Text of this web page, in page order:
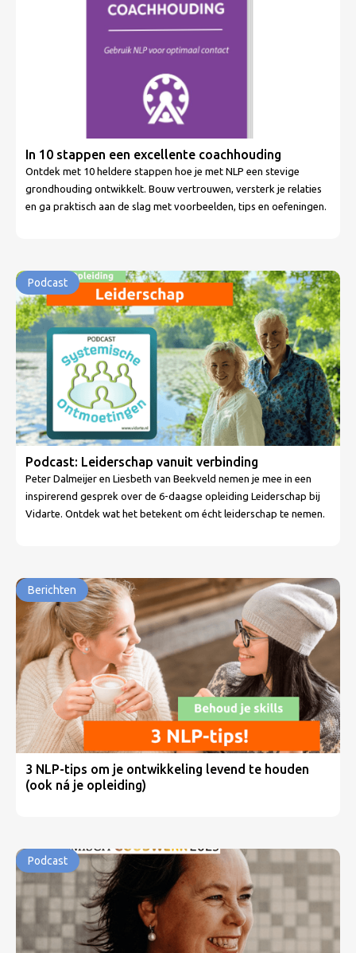
In 10 stappen een excellente coachhouding
Ontdek met 10 heldere stappen hoe je met NLP een stevige
grondhouding ontwikkelt. Bouw vertrouwen, versterk je relaties
en ga praktisch aan de slag met voorbeelden, tips en oefeningen.
Podcast: Leiderschap vanuit verbinding
Peter Dalmeijer en Liesbeth van Beekveld nemen je mee in een
inspirerend gesprek over de 6-daagse opleiding Leiderschap bij
Vidarte. Ontdek wat het betekent om écht leiderschap te nemen.
Podcast
3 NLP-tips om je ontwikkeling levend te houden
(ook ná je opleiding)
Berichten
Podcast